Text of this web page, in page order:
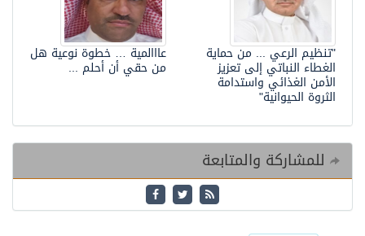
عااالمية … خطوة نوعية هل
من حقي أن أحلم ...
"تنظيم الرعي ... من حماية
الغطاء النباتي إلى تعزيز
الأمن الغذائي واستدامة
الثروة الحيوانية"
للمشاركة والمتابعة